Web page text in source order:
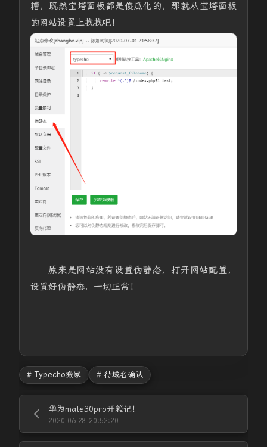
糟，既然宝塔面板都是傻瓜化的，那就从宝塔面板
的网站设置上找找吧！
原来是网站没有设置伪静态，打开网站配置，
设置好伪静态，一切正常！
# Typecho搬家 # 待域名确认
华为mate30pro开箱记！
2020-06-28 20:52:20